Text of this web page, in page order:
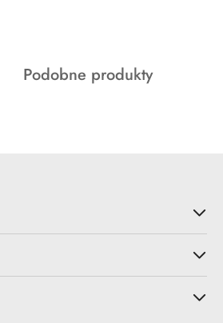
Produkty
Podobne produkty